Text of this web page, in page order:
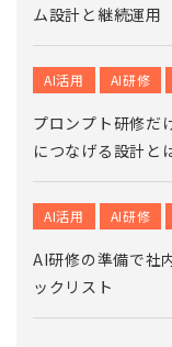
ム設計と継続運用
AI活用 AI研修
プロンプト研修だ
につなげる設計と
AI活用 AI研修
AI研修の準備で社
ックリスト